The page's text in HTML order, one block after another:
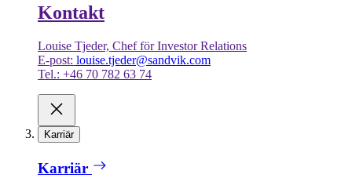
Kontakt
Louise Tjeder, Chef för Investor Relations
E-post: louise.tjeder@sandvik.com
Tel.: +46 70 782 63 74
Karriär
Karriär